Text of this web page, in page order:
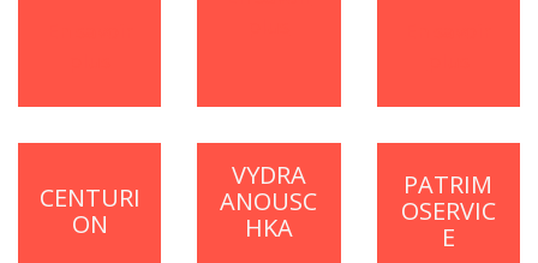
CENTURI
ON
VYDRA
ANOUSC
HKA
PATRIM
OSERVIC
E